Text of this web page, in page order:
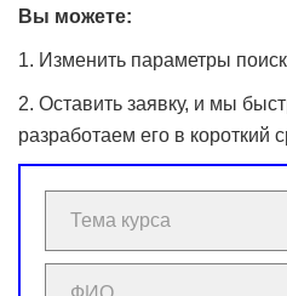
Вы можете:
1. Изменить параметры
2. Оставить заявку, и мы
разработаем его в короткий